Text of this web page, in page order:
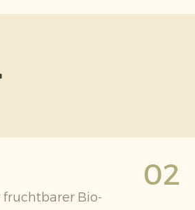
fruchtbarer Bio-
02